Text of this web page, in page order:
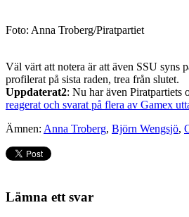
Foto: Anna Troberg/Piratpartiet
Väl värt att notera är att även SSU syns
profilerat på sista raden, trea från slutet.
Uppdaterat2: Nu har även Piratpartiets
reagerat och svarat på flera av Gamex
Ämnen: Anna Troberg, Björn Wengsjö,
Lämna ett svar